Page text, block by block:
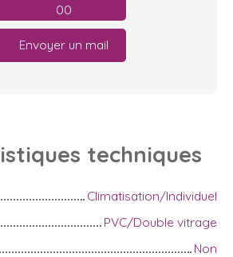
00
Envoyer un mail
techniques
Climatisation/Individuel
PVC/Double vitrage
Non